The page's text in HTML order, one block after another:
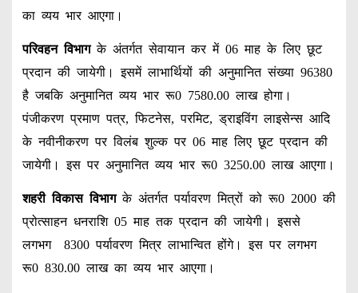
का व्यय भार आएगा।
परिवहन विभागके अंतर्गत सेवायान कर में 06 माह के लिए छूट
प्रदान की जायेगी। इसमें लाभार्थियों की अनुमानित संख्या 96380
है जबकि अनुमानित व्यय भार रू0 7580.00 लाख होगा।
पंजीकरण प्रमाण पत्र, फिटनेस, परमिट, ड्राइविंग लाइसेन्स आदि
के नवीनीकरण पर विलंब शुल्क पर 06 माह लिए छूट प्रदान की
जायेगी। इस पर अनुमानित व्यय भार रू0 3250.00 लाख आएगा।
शहरी विकास विभागके अंतर्गत पर्यावरण मित्रों को रू0 2000 की
प्रोत्साहन धनराशि 05 माह तक प्रदान की जायेगी। इससे
लगभग 8300 पर्यावरण मित्र लाभान्वित होंगे। इस पर लगभग
रू0 830.00 लाख का व्यय भार आएगा।